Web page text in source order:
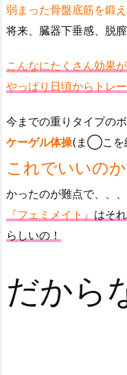
弱まった骨盤底筋を鍛
将来、臓器下垂感、脱
こんなにたくさん効果
やっぱり日頃からトレ
今までの重りタイプの
ケーゲル体操(ま◯こを
これでいいのか
かったのが難点で、、、
『フェミメイト』 はそ
らしいの！
だから